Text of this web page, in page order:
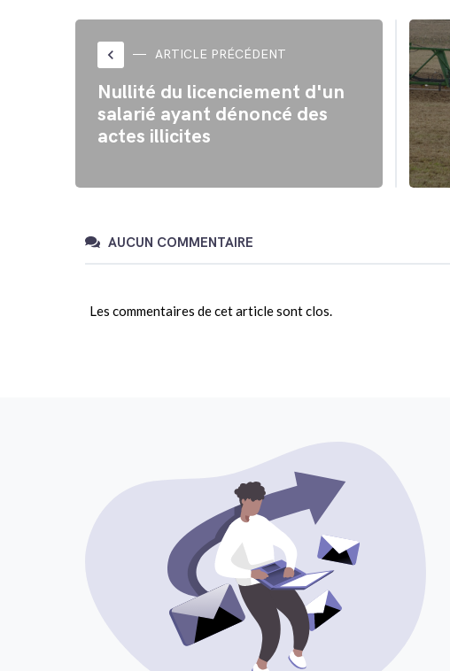
dans
nouvelle
fenêtre)
dans
fenêtre)
keyboard_arrow_left ARTICLE PRÉCÉDENT
Nullité du licenciement d'un
salarié ayant dénoncé des
actes illicites
AUCUN COMMENTAIRE
Les commentaires de cet article sont clos.